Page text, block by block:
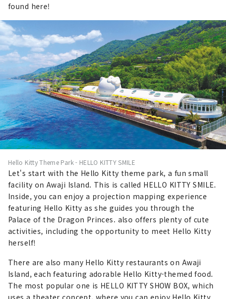
found here!
Hello Kitty Theme Park - HELLO KITTY SMILE
Let's start with the Hello Kitty theme park, a fun small
facility on Awaji Island. This is called HELLO KITTY SMILE.
Inside, you can enjoy a projection mapping experience
featuring Hello Kitty as she guides you through the
Palace of the Dragon Princes. also offers plenty of cute
activities, including the opportunity to meet Hello Kitty
herself!
There are also many Hello Kitty restaurants on Awaji
Island, each featuring adorable Hello Kitty-themed food.
The most popular one is HELLO KITTY SHOW BOX, which
uses a theater concept, where you can enjoy Hello Kitty